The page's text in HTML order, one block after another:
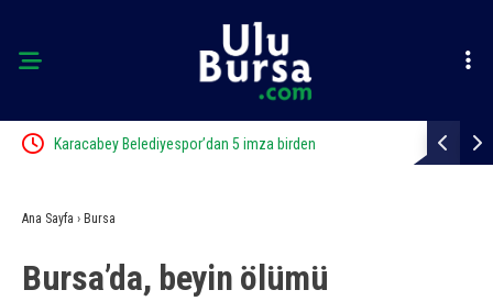
Karacabey Belediyespor’dan 5 imza birden
Ana Sayfa › Bursa
Bursa’da, beyin ölümü